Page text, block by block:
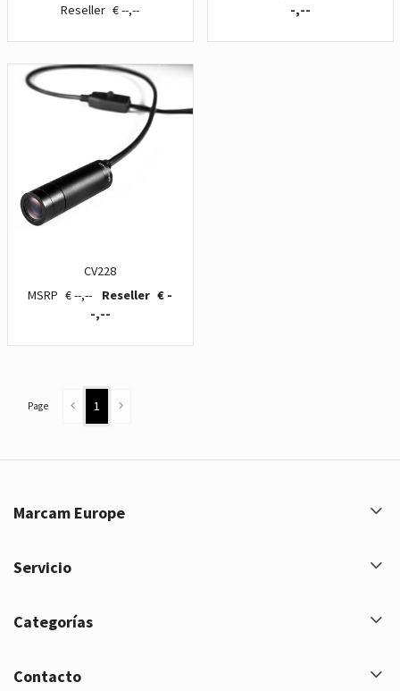
€ --,--
-,--
CV228
€ --,--
€ -
-,--
Page 1
Marcam Europe
Servicio
Categorías
Contacto